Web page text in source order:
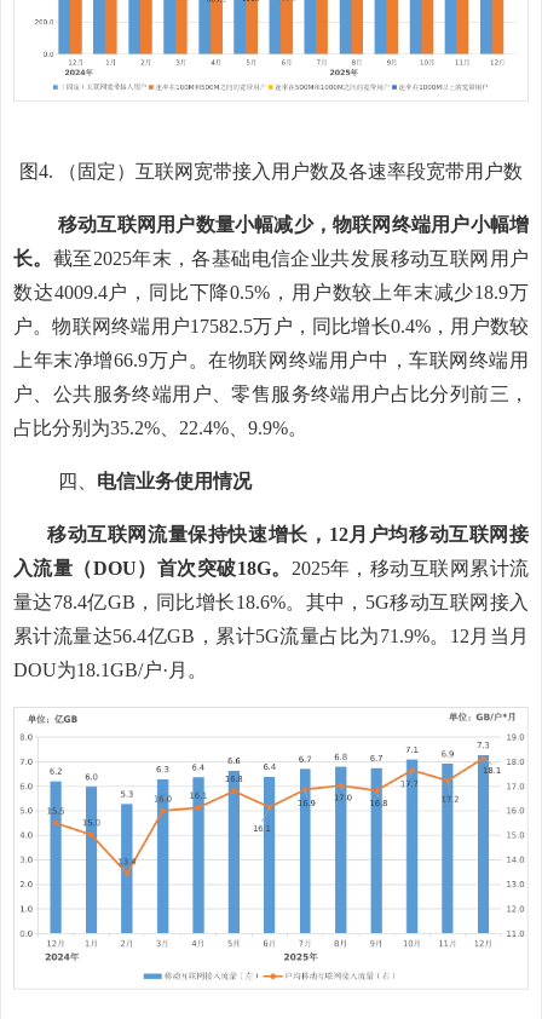
图4. （固定）互联网宽带接入用户数及各速率段宽带用户数
移动互联网用户数量小幅减少，物联网终端用户小幅增
长。 截至2025年末 ，各基础电信企业共发展移动互联网 用户
数达4009.4户 ， 同比下降0.5% ， 用户数较 上年末减少18.9万
户。物联网终端用户17582.5万户， 同比增长0.4%， 用户数较
上年末净增66.9万户。在物联网终端用户中 ，车联网终端用
户 、公共服务终端用户、零售服务终端用户占比分列前三，
占比分别 为35.2% 22.4% 9.9%。
四、 电信业务使用情况
移动互联网流量保持快速增长 ， 12月 户均移动互联网接
入流量（DOU） 首次突破18G。 2025年， 移动互联网累计流
量达78.4亿GB ，同比增长18.6%。 其中， 5G移动互联网接入
累计流量达56.4亿GB ，累计5G流量占比为71.9%。 12 月 当月
DOU为18.1GB/户·月。